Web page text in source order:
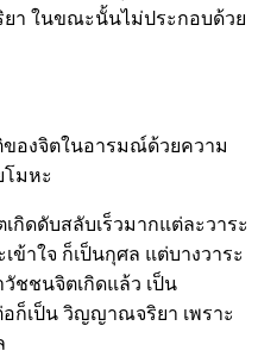
า ในขณะนั้นไม่ประกอบด้วย
องจิตในอารมณ์ด้วยความ
โมหะ
กิดดับสลับเร็วมากแต่ละวาระ
ข้าใจ ก็เป็นกุศล แต่บางวาระ
ชชนจิตเกิดแล้ว เป็น
เป็น วิญญาณจริยา เพราะ